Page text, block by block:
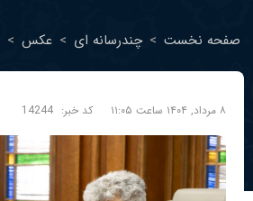
صفحه نخست > چندرسانه ای > عکس >
۸ مرداد, ۱۴۰۴ ساعت ۱۱:۰۵ کد خبر: